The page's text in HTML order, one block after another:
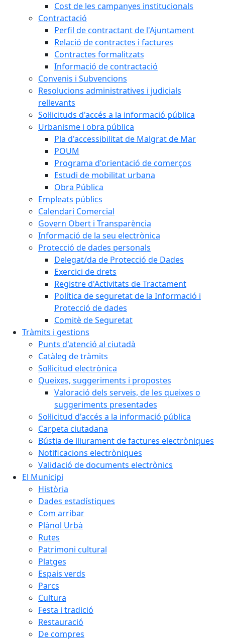
Cost de les campanyes institucionals
Contractació
Perfil de contractant de l'Ajuntament
Relació de contractes i factures
Contractes formalitzats
Informació de contractació
Convenis i Subvencions
Resolucions administratives i judicials
rellevants
Sol·licituds d'accés a la informació pública
Urbanisme i obra pública
Pla d'accessibilitat de Malgrat de Mar
POUM
Programa d'orientació de comerços
Estudi de mobilitat urbana
Obra Pública
Empleats públics
Calendari Comercial
Govern Obert i Transparència
Informació de la seu electrònica
Protecció de dades personals
Delegat/da de Protecció de Dades
Exercici de drets
Registre d'Activitats de Tractament
Política de seguretat de la Informació i
Protecció de dades
Comitè de Seguretat
Tràmits i gestions
Punts d'atenció al ciutadà
Catàleg de tràmits
Sol·licitud electrònica
Queixes, suggeriments i propostes
Valoració dels serveis, de les queixes o
suggeriments presentades
Sol·licitud d'accés a la informació pública
Carpeta ciutadana
Bústia de lliurament de factures electròniques
Notificacions electròniques
Validació de documents electrònics
El Municipi
Història
Dades estadístiques
Com arribar
Plànol Urbà
Rutes
Patrimoni cultural
Platges
Espais verds
Parcs
Cultura
Festa i tradició
Restauració
De compres